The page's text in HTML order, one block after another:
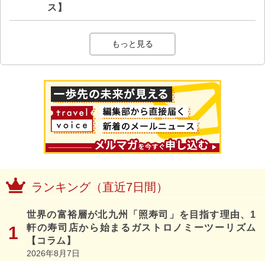
ス】
もっと見る
ランキング（直近7日間）
世界の富裕層が北九州「照寿司」を目指す理由、1
軒の寿司店から始まるガストロノミーツーリズム
【コラム】
2026年8月7日